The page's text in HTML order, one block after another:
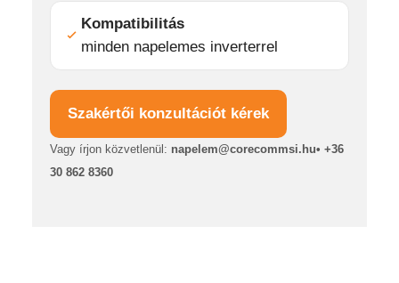
Kompatibilitás
minden napelemes inverterrel
Szakértői konzultációt kérek
Vagy írjon közvetlenül: napelem@corecommsi.hu• +36
30 862 8360